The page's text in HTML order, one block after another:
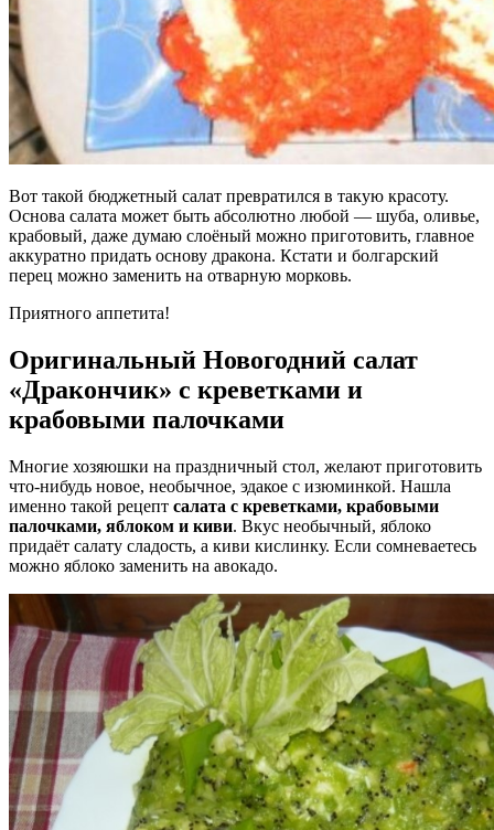
Вот такой бюджетный салат превратился в такую красоту.
Основа салата может быть абсолютно любой — шуба, оливье,
крабовый, даже думаю слоёный можно приготовить, главное
аккуратно придать основу дракона. Кстати и болгарский
перец можно заменить на отварную морковь.
Приятного аппетита!
Оригинальный Новогодний салат
«Дракончик» с креветками и
крабовыми палочками
Многие хозяюшки на праздничный стол, желают приготовить
что-нибудь новое, необычное, эдакое с изюминкой. Нашла
именно такой рецепт салата с креветками, крабовыми
палочками, яблоком и киви. Вкус необычный, яблоко
придаёт салату сладость, а киви кислинку. Если сомневаетесь
можно яблоко заменить на авокадо.